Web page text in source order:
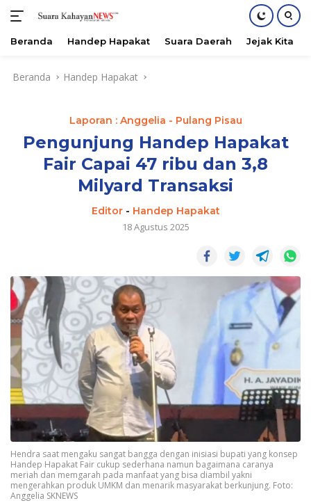
Beranda Handep Hapakat Suara Daerah Jejak Kita
Beranda Handep Hapakat
Laporan : Anggelia - Pulang Pisau
Pengunjung Handep Hapakat
Fair Capai 47 ribu dan 3,8
Milyard Transaksi
Editor- Handep Hapakat
18 Agustus 2025
Hendra saat mengaku sangat bangga dengan inisiasi bupati yang konsep
Handep Hapakat Fair cukup sederhana namun bagaimana caranya
meriah dan memgarah pada manfaat yang bisa diambil yakni
mengerahkan produk UMKM dan menarik masyarakat berkunjung. Foto:
Anggelia SKNEWS